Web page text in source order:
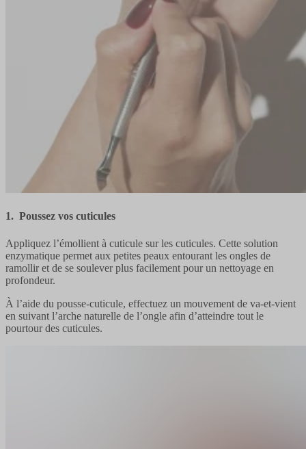
1. Poussez vos cuticules
Appliquez l’émollient à cuticule sur les cuticules. Cette solution
enzymatique permet aux petites peaux entourant les ongles de
ramollir et de se soulever plus facilement pour un nettoyage en
profondeur.
À l’aide du pousse-cuticule, effectuez un mouvement de va-et-vient
en suivant l’arche naturelle de l’ongle afin d’atteindre tout le
pourtour des cuticules.